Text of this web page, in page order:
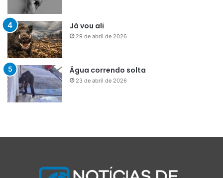
Já vou ali
29 de abril de 2026
Água correndo solta
23 de abril de 2026